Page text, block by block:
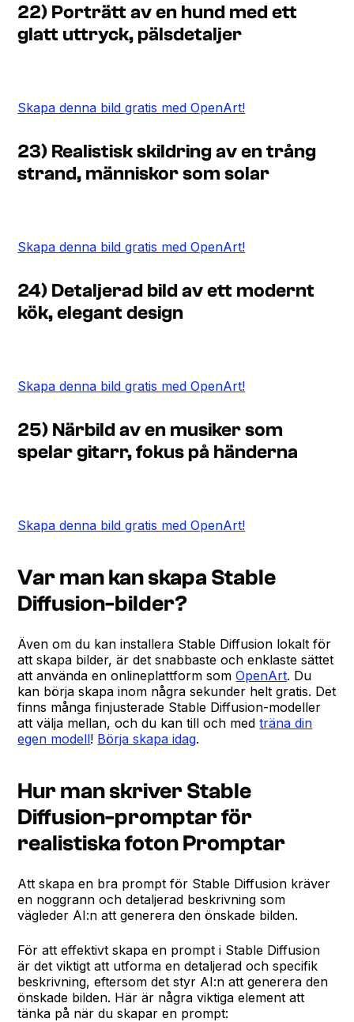
22) Porträtt av en hund med ett
glatt uttryck, pälsdetaljer
Skapa denna bild gratis med OpenArt!
23) Realistisk skildring av en trång
strand, människor som solar
Skapa denna bild gratis med OpenArt!
24) Detaljerad bild av ett modernt
kök, elegant design
Skapa denna bild gratis med OpenArt!
25) Närbild av en musiker som
spelar gitarr, fokus på händerna
Skapa denna bild gratis med OpenArt!
Var man kan skapa Stable
Diffusion-bilder?
Även om du kan installera Stable Diffusion lokalt för
att skapa bilder, är det snabbaste och enklaste sättet
att använda en onlineplattform somOpenArt. Du
kan börja skapa inom några sekunder helt gratis. Det
finns många finjusterade Stable Diffusion-modeller
att välja mellan, och du kan till och medträna din
egen modell! Börja skapa idag.
Hur man skriver Stable
Diffusion-promptar för
realistiska foton Promptar
Att skapa en bra prompt för Stable Diffusion kräver
en noggrann och detaljerad beskrivning som
vägleder AI:n att generera den önskade bilden.
För att effektivt skapa en prompt i Stable Diffusion
är det viktigt att utforma en detaljerad och specifik
beskrivning, eftersom det styr AI:n att generera den
önskade bilden. Här är några viktiga element att
tänka på när du skapar en prompt: